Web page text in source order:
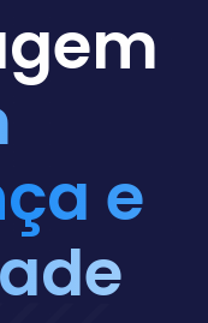
e